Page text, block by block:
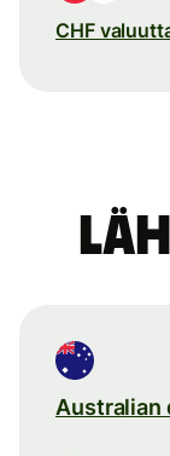
CHF
Australian